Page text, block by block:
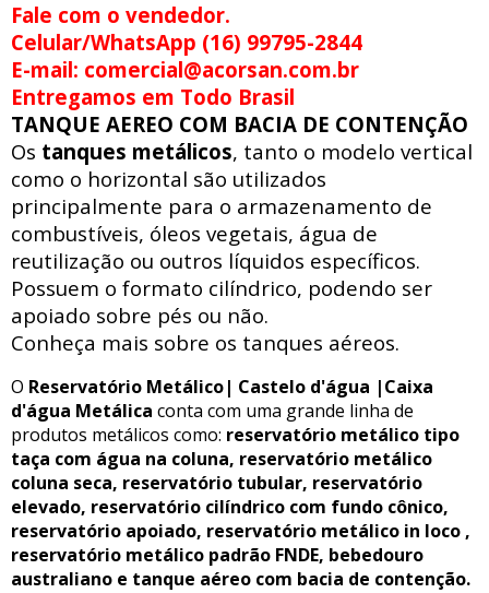
Fale com o vendedor.
Celular/WhatsApp (16) 99795-2844
E-mail: comercial@acorsan.com.br
Entregamos em Todo Brasil
TANQUE AEREO COM BACIA DE CONTENÇÃO
Os tanques metálicos, tanto o modelo vertical
como o horizontal são utilizados
principalmente para o armazenamento de
combustíveis, óleos vegetais, água de
reutilização ou outros líquidos específicos.
Possuem o formato cilíndrico, podendo ser
apoiado sobre pés ou não.
Conheça mais sobre os tanques aéreos.
O Reservatório Metálico| Castelo d'água |Caixa
d'água Metálica conta com uma grande linha de
produtos metálicos como: reservatório metálico tipo
taça com água na coluna, reservatório metálico
coluna seca, reservatório tubular, reservatório
elevado, reservatório cilíndrico com fundo cônico,
reservatório apoiado, reservatório metálico in loco ,
reservatório metálico padrão FNDE, bebedouro
australiano e tanque aéreo com bacia de contenção.